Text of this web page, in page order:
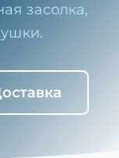
засолка,